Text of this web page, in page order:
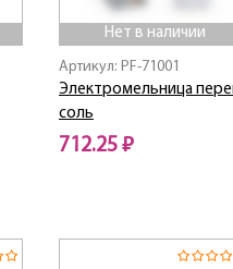
Нет в наличии
Артикул: PF-71001
Электромельница
соль
712.25 ₽